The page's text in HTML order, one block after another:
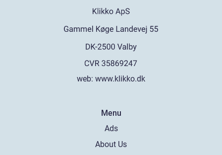
web: www.klikko.dk
Menu
Ads
About Us